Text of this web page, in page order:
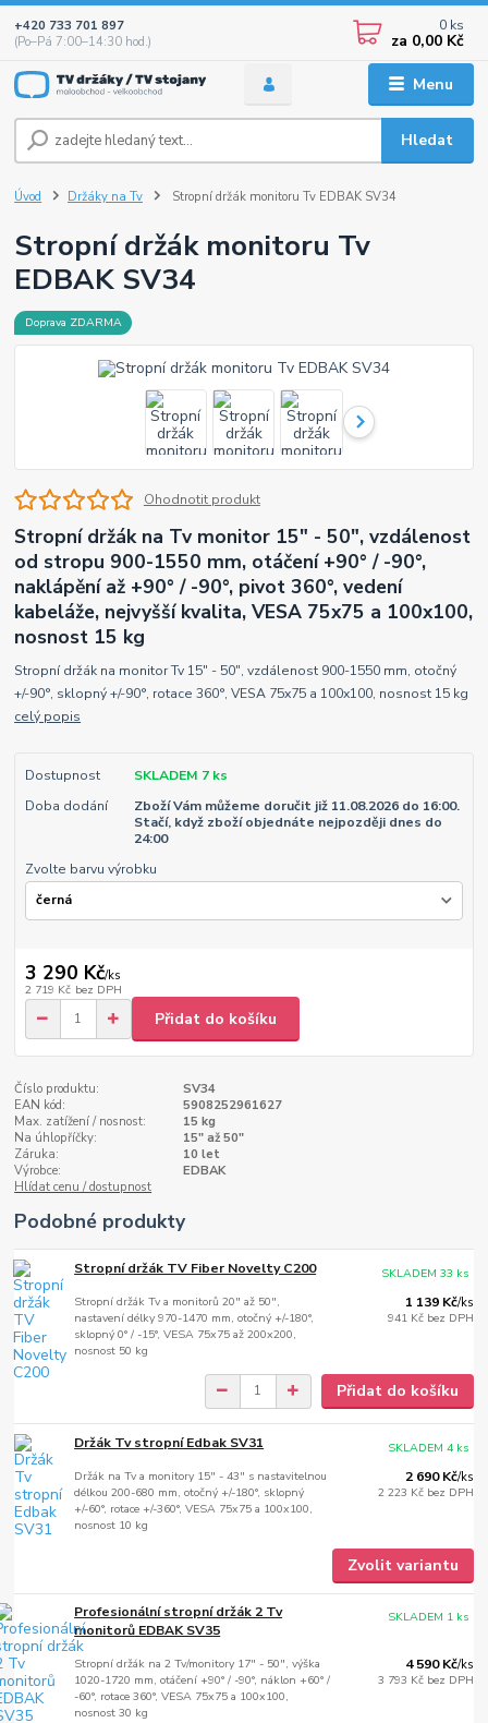
Menu
Hledat
+420 733 701 897
(Po–Pá 7:00–14:30 hod.)
0 ks
za 0,00 Kč
Úvod Držáky na Tv Stropní držák monitoru Tv EDBAK SV34
Stropní držák monitoru Tv
EDBAK SV34
Doprava ZDARMA
Ohodnotit produkt
Stropní držák na Tv monitor 15" - 50", vzdálenost
od stropu 900-1550 mm, otáčení +90° / -90°,
naklápění až +90° / -90°, pivot 360°, vedení
kabeláže, nejvyšší kvalita, VESA 75x75 a 100x100,
nosnost 15 kg
Stropní držák na monitor Tv 15" - 50", vzdálenost 900-1550 mm, otočný
+/-90°, sklopný +/-90°, rotace 360°, VESA 75x75 a 100x100, nosnost 15 kg
celý popis
Dostupnost
SKLADEM 7 ks
Doba dodání
Zboží Vám můžeme doručit již 11.08.2026 do 16:00.
Stačí, když zboží objednáte nejpozději dnes do
24:00
Zvolte barvu výrobku
3 290 Kč/ks
2 719 Kč bez DPH
Přidat do košíku
Číslo produktu:
SV34
EAN kód:
5908252961627
Max. zatížení / nosnost:
15 kg
Na úhlopříčky:
15" až 50"
Záruka:
10 let
Výrobce:
EDBAK
Hlídat cenu / dostupnost
Podobné produkty
Stropní držák TV Fiber Novelty C200
Stropní držák Tv a monitorů 20" až 50",
nastavení délky 970-1470 mm, otočný +/-180°,
sklopný 0° / -15°, VESA 75x75 až 200x200,
nosnost 50 kg
1 139 Kč/ks
941 Kč bez DPH
SKLADEM 33 ks
Přidat do košíku
Držák Tv stropní Edbak SV31
Držák na Tv a monitory 15" - 43" s nastavitelnou
délkou 200-680 mm, otočný +/-180°, sklopný
+/-60°, rotace +/-360°, VESA 75x75 a 100x100,
nosnost 10 kg
2 690 Kč/ks
2 223 Kč bez DPH
SKLADEM 4 ks
Zvolit variantu
Profesionální stropní držák 2 Tv
monitorů EDBAK SV35
Stropní držák na 2 Tv/monitory 17" - 50", výška
1020-1720 mm, otáčení +90° / -90°, náklon +60° /
-60°, rotace 360°, VESA 75x75 a 100x100,
nosnost 30 kg
4 590 Kč/ks
3 793 Kč bez DPH
SKLADEM 1 ks